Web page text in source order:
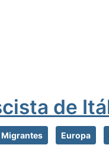
de
Migrantes Europa